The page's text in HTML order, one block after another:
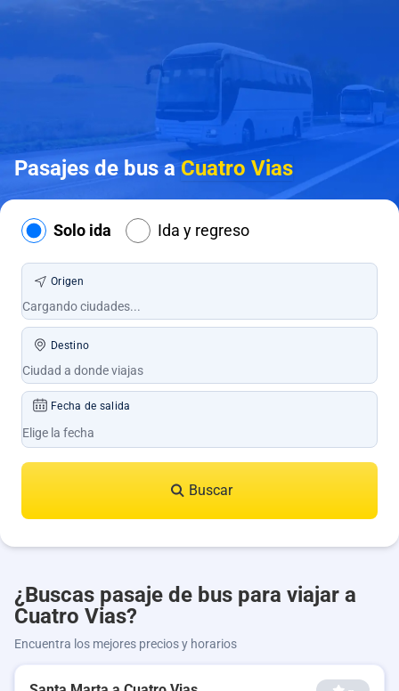
Pasajes de bus aCuatro Vias
Solo ida Ida y regreso
Origen
Destino
Fecha de salida
Buscar
¿Buscas pasaje de bus para viajar a
Cuatro Vias?
Encuentra los mejores precios y horarios